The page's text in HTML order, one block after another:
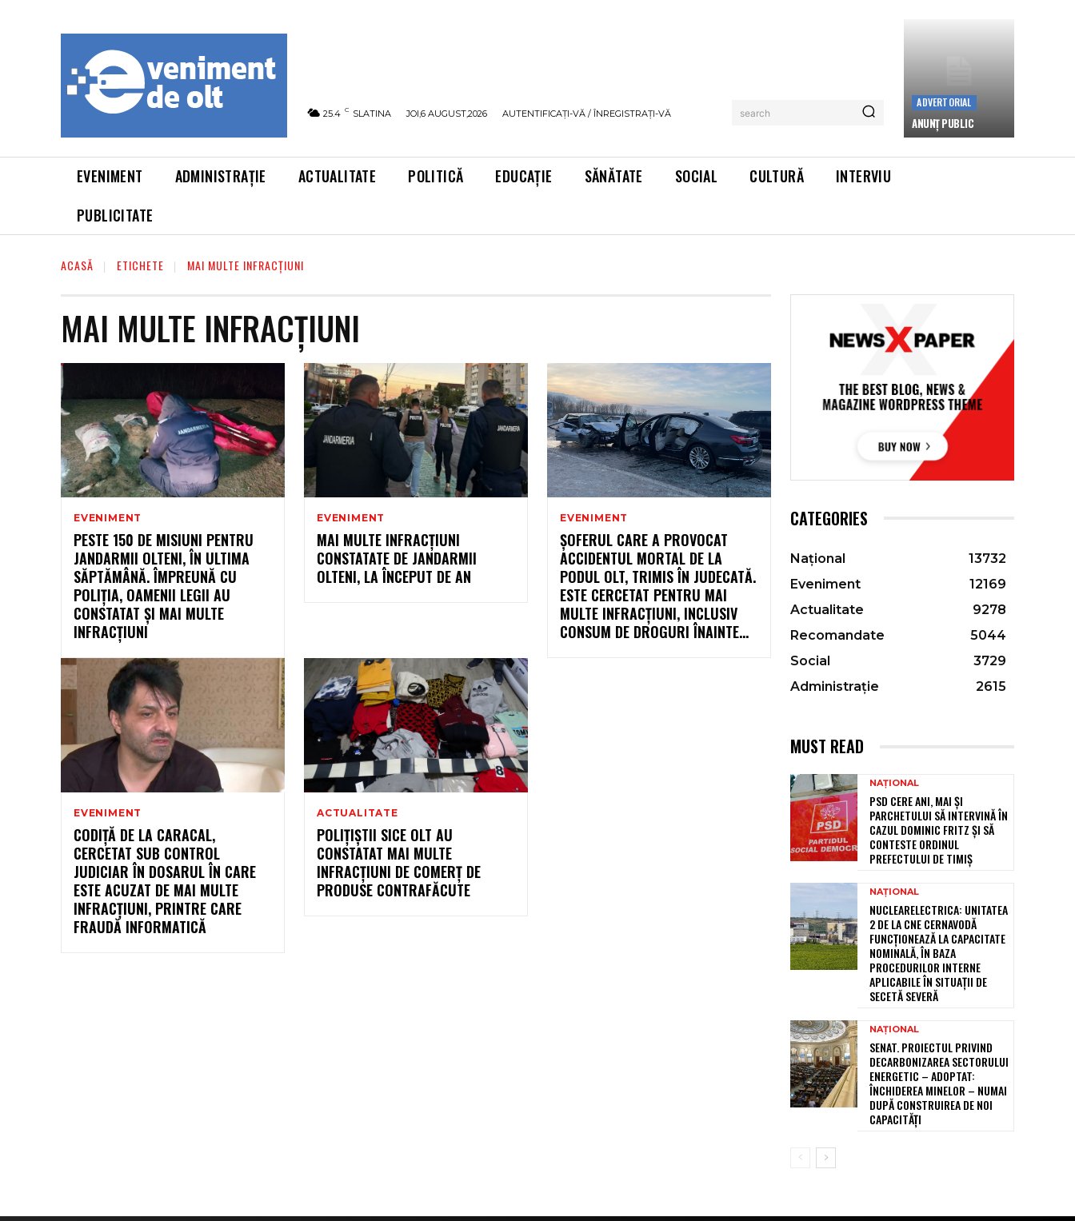
25.4 C SLATINA JOI,6 AUGUST,2026 AUTENTIFICAȚI-VĂ / ÎNREGISTRAȚI-VĂ search
ADVERTORIAL
ANUNȚ PUBLIC
EVENIMENT ADMINISTRAȚIE ACTUALITATE POLITICĂ EDUCAȚIE SĂNĂTATE SOCIAL CULTURĂ
INTERVIU
PUBLICITATE
ACASĂ ETICHETE MAI MULTE INFRACȚIUNI
MAI MULTE INFRACȚIUNI
EVENIMENT
PESTE 150 DE MISIUNI PENTRU
JANDARMII OLTENI, ÎN ULTIMA
SĂPTĂMÂNĂ. ÎMPREUNĂ CU
POLIȚIA, OAMENII LEGII AU
CONSTATAT ȘI MAI MULTE
INFRACȚIUNI
EVENIMENT
MAI MULTE INFRACȚIUNI
CONSTATATE DE JANDARMII
OLTENI, LA ÎNCEPUT DE AN
EVENIMENT
ȘOFERUL CARE A PROVOCAT
ACCIDENTUL MORTAL DE LA
PODUL OLT, TRIMIS ÎN JUDECATĂ.
ESTE CERCETAT PENTRU MAI
MULTE INFRACȚIUNI, INCLUSIV
CONSUM DE DROGURI ÎNAINTE...
EVENIMENT
CODIȚĂ DE LA CARACAL,
CERCETAT SUB CONTROL
JUDICIAR ÎN DOSARUL ÎN CARE
ESTE ACUZAT DE MAI MULTE
INFRACȚIUNI, PRINTRE CARE
FRAUDĂ INFORMATICĂ
ACTUALITATE
POLIȚIȘTII SICE OLT AU
CONSTATAT MAI MULTE
INFRACȚIUNI DE COMERȚ DE
PRODUSE CONTRAFĂCUTE
CATEGORIES
Național
13732
Eveniment
12169
Actualitate
9278
Recomandate
5044
Social
3729
Administrație
2615
MUST READ
NAȚIONAL
PSD CERE ANI, MAI ȘI
PARCHETULUI SĂ INTERVINĂ ÎN
CAZUL DOMINIC FRITZ ȘI SĂ
CONTESTE ORDINUL
PREFECTULUI DE TIMIȘ
NAȚIONAL
NUCLEARELECTRICA: UNITATEA
2 DE LA CNE CERNAVODĂ
FUNCȚIONEAZĂ LA CAPACITATE
NOMINALĂ, ÎN BAZA
PROCEDURILOR INTERNE
APLICABILE ÎN SITUAȚII DE
SECETĂ SEVERĂ
NAȚIONAL
SENAT. PROIECTUL PRIVIND
DECARBONIZAREA SECTORULUI
ENERGETIC – ADOPTAT:
ÎNCHIDEREA MINELOR – NUMAI
DUPĂ CONSTRUIREA DE NOI
CAPACITĂȚI